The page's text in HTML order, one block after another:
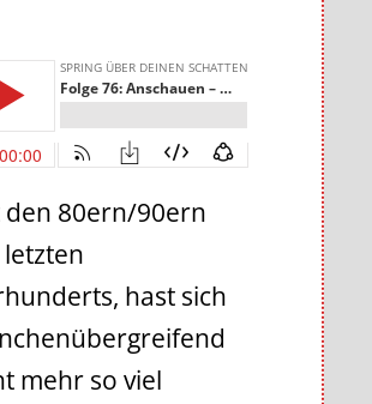
den 80ern/90ern
letzten
hast sich
mehr so viel